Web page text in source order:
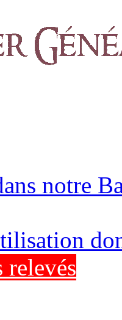
notre
relevés